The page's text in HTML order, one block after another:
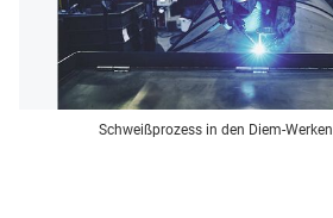
Schweißprozess in den Diem-Werken